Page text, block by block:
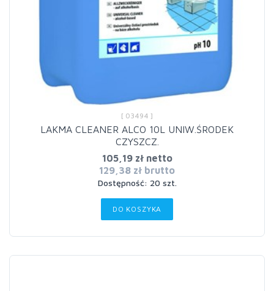
[ 03494 ]
LAKMA CLEANER ALCO 10L UNIW.ŚRODEK
CZYSZCZ.
105,19 zł netto
129,38 zł brutto
Dostępność: 20 szt.
DO KOSZYKA